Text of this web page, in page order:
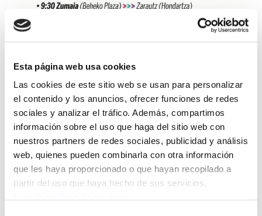
Esta página web usa cookies
Las cookies de este sitio web se usan para personalizar
el contenido y los anuncios, ofrecer funciones de redes
sociales y analizar el tráfico. Además, compartimos
información sobre el uso que haga del sitio web con
nuestros partners de redes sociales, publicidad y análisis
web, quienes pueden combinarla con otra información
que les haya proporcionado o que hayan recopilado a
partir del uso que haya hecho de sus servicios.